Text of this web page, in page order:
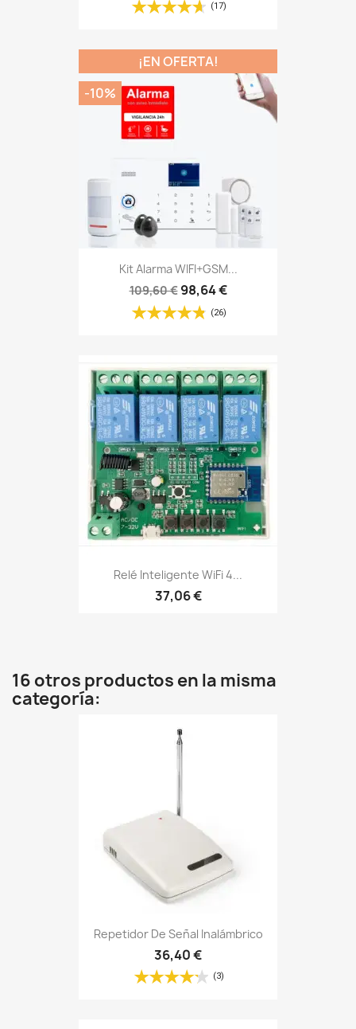
(17)
Kit Alarma WIFI+GSM...
109,60 € 98,64 €
(26)
¡EN OFERTA!
-10%
Relé Inteligente WiFi 4...
37,06 €
16 otros productos en la misma
categoría:
Repetidor De Señal Inalámbrico
36,40 €
(3)